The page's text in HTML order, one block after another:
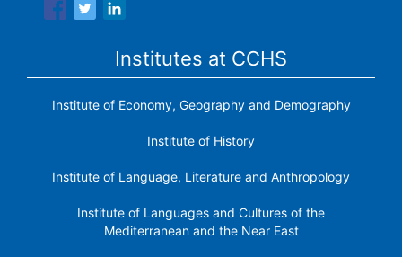
Institutes at CCHS
Institute of Economy, Geography and Demography
Institute of History
Institute of Language, Literature and Anthropology
Institute of Languages ​​and Cultures of the
Mediterranean and the Near East